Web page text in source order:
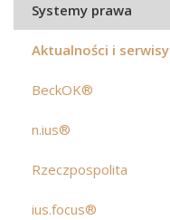
Systemy prawa
Aktualności i serwisy
BeckOK®
n.ius®
Rzeczpospolita
ius.focus®